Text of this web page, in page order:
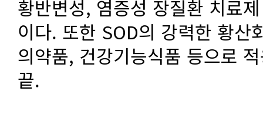
황반변성, 염증성 장질환 치료
이다. 또한 SOD의 강력한 황산
의약품, 건강기능식품 등으로
끝.